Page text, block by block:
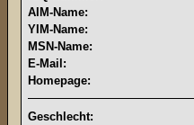
AIM-Name:
YIM-Name:
MSN-Name:
E-Mail:
Homepage:
Geschlecht: